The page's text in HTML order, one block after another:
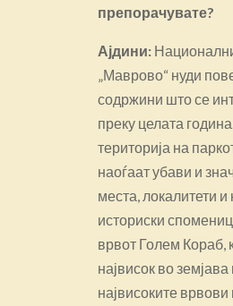
препорачувате?
Ајдини:
„Маврово“ нуди
содржини што се
преку целата
територија на
наоѓаат убави и
места, локалитети и
историски
врвот Голем Кораб,
највисок во
највисоките врвови